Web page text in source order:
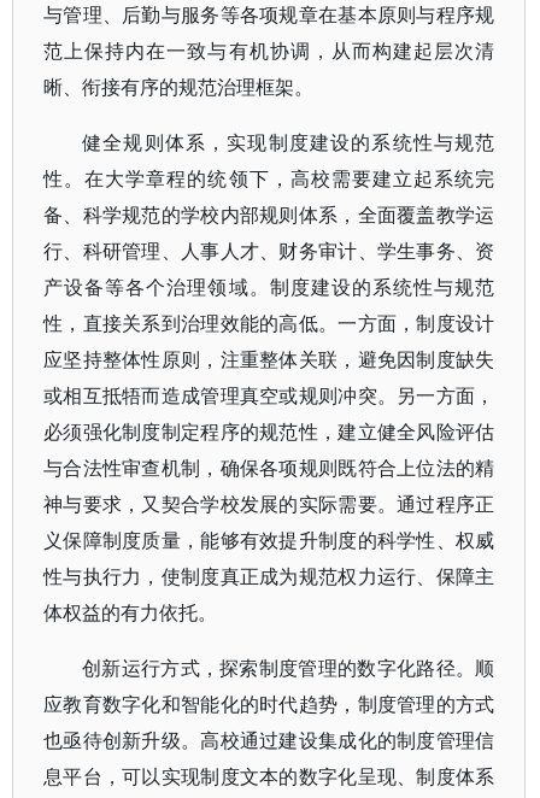
与管理、后勤与服务等各项规章在基本原则与程序规
范上保持内在一致与有机协调，从而构建起层次清
晰、衔接有序的规范治理框架。
健全规则体系，实现制度建设的系统性与规范
性。在大学章程的统领下，高校需要建立起系统完
备、科学规范的学校内部规则体系，全面覆盖教学运
行、科研管理、人事人才、财务审计、学生事务、资
产设备等各个治理领域。制度建设的系统性与规范
性，直接关系到治理效能的高低。一方面，制度设计
应坚持整体性原则，注重整体关联，避免因制度缺失
或相互抵牾而造成管理真空或规则冲突。另一方面，
必须强化制度制定程序的规范性，建立健全风险评估
与合法性审查机制，确保各项规则既符合上位法的精
神与要求，又契合学校发展的实际需要。通过程序正
义保障制度质量，能够有效提升制度的科学性、权威
性与执行力，使制度真正成为规范权力运行、保障主
体权益的有力依托。
创新运行方式，探索制度管理的数字化路径。顺
应教育数字化和智能化的时代趋势，制度管理的方式
也亟待创新升级。高校通过建设集成化的制度管理信
息平台，可以实现制度文本的数字化呈现、制度体系